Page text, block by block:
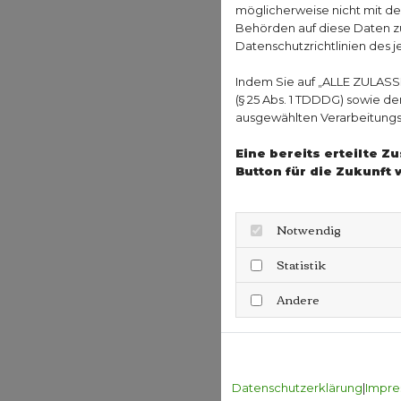
möglicherweise nicht mit
Behörden auf diese Daten
Datenschutzrichtlinien des
Indem Sie auf „ALLE
(§ 25 Abs. 1 TDDDG)
ausgewählten
Eine bereits erteilte
Button für die Zukunft
Notwendig
Statistik
Andere
Datenschutzerklärung|